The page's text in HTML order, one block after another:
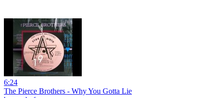
6:24
The Pierce Brothers - Why You Gotta Lie